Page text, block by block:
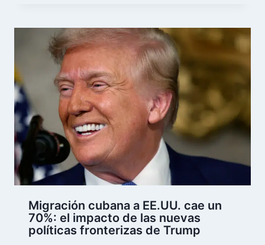
Migración cubana a EE.UU. cae un
70%: el impacto de las nuevas
políticas fronterizas de Trump